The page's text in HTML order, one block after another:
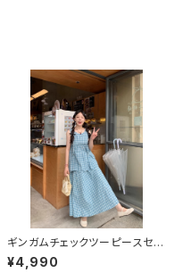
ギンガムチェックツーピースセッ
ト 1013-240705033set
¥4,990